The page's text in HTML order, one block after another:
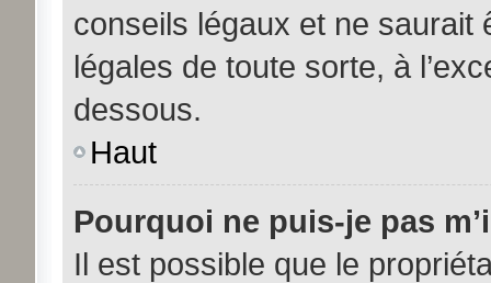
conseils légaux et ne saurait
légales de toute sorte, à
dessous.
Haut
Pourquoi ne puis-je pas
Il est possible que le